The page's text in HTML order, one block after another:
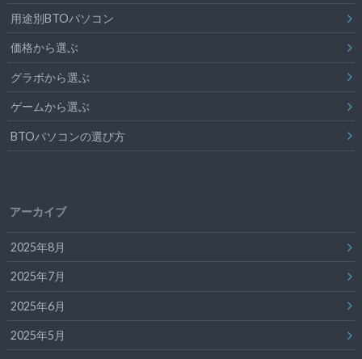
用途別BTOパソコン
価格から選ぶ
グラボから選ぶ
ゲームから選ぶ
BTOパソコンの選び方
アーカイブ
2025年8月
2025年7月
2025年6月
2025年5月